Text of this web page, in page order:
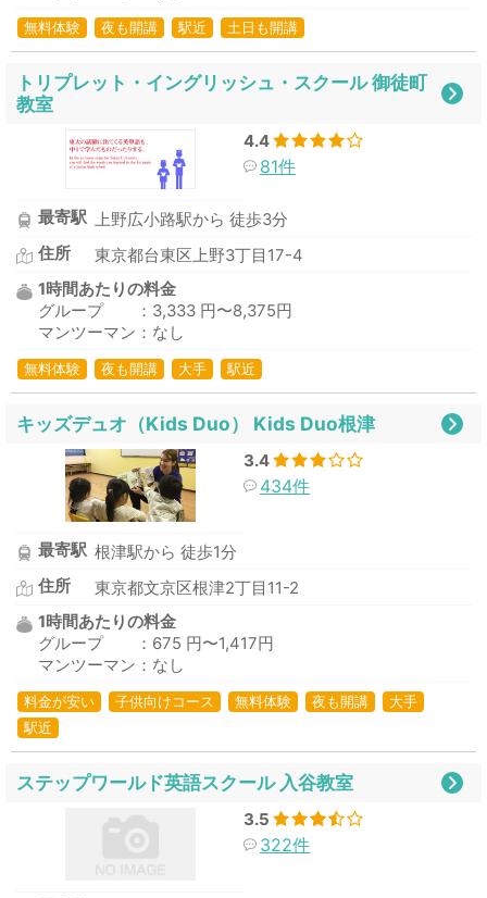
無料体験 夜も開講 駅近 土日も開講
トリプレット・イングリッシュ・スクール 御徒町
教室
4.4
81件
最寄駅 上野広小路駅から 徒歩3分
住所
東京都台東区上野3丁目17-4
1時間あたりの料金
グループ ：3,333 円〜8,375円
マンツーマン：なし
無料体験 夜も開講 大手 駅近
キッズデュオ（Kids Duo） Kids Duo根津
3.4
434件
最寄駅 根津駅から 徒歩1分
住所
東京都文京区根津2丁目11-2
1時間あたりの料金
グループ ：675 円〜1,417円
マンツーマン：なし
料金が安い 子供向けコース 無料体験 夜も開講
大手
駅近
ステップワールド英語スクール 入谷教室
3.5
322件